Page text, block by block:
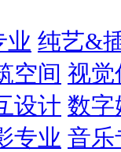
业 纯艺&
空间 视觉
设计 数字
专业 音乐